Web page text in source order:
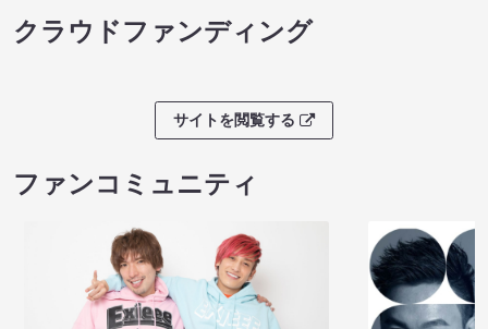
クラウドファンディング
サイトを閲覧する
ファンコミュニティ